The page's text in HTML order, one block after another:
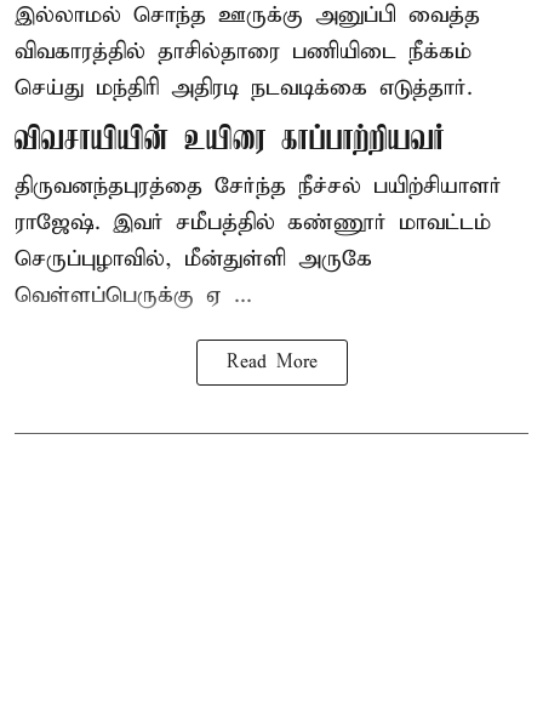
இல்லாமல் சொந்த ஊருக்கு அனுப்பி வைத்த
விவகாரத்தில் தாசில்தாரை பணியிடை நீக்கம்
செய்து மந்திரி அதிரடி நடவடிக்கை எடுத்தார்.
விவசாயியின் உயிரை காப்பாற்றியவர்
திருவனந்தபுரத்தை சேர்ந்த நீச்சல் பயிற்சியாளர்
ராஜேஷ். இவர் சமீபத்தில் கண்ணூர் மாவட்டம்
செருப்புழாவில், மீன்துள்ளி அருகே
வெள்ளப்பெருக்கு ஏ ...
Read More